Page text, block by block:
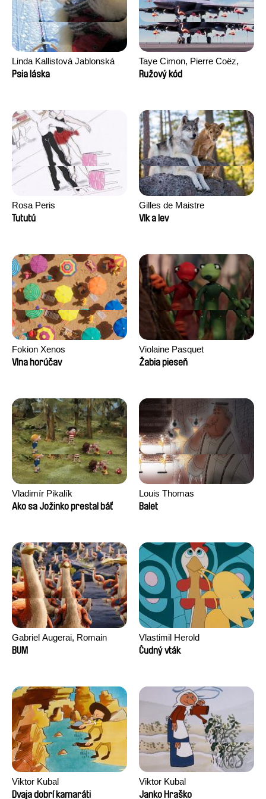
Linda Kallistová Jablonská
Psia láska
Taye Cimon, Pierre Coëz,
Julie Groux, Sandra Leydier,
Ružový kód
Rosa Peris
Tututú
Gilles de Maistre
Vlk a lev
Fokion Xenos
Vlna horúčav
Violaine Pasquet
Žabia pieseň
Vladimír Pikalík
Ako sa Jožinko prestal báť
Louis Thomas
Balet
Gabriel Augerai, Romain
Augier, Laurie Pereira De
BUM
Vlastimil Herold
Čudný vták
Viktor Kubal
Dvaja dobrí kamaráti
Viktor Kubal
Janko Hraško